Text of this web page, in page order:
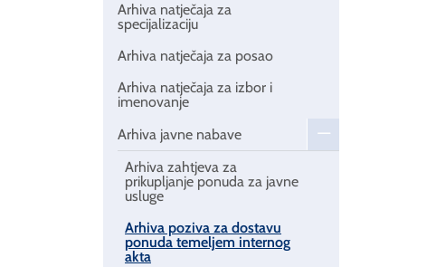
Arhiva natječaja za
specijalizaciju
Arhiva natječaja za posao
Arhiva natječaja za izbor i
imenovanje
Arhiva javne nabave
Arhiva zahtjeva za
prikupljanje ponuda za javne
usluge
Arhiva poziva za dostavu
ponuda temeljem internog
akta